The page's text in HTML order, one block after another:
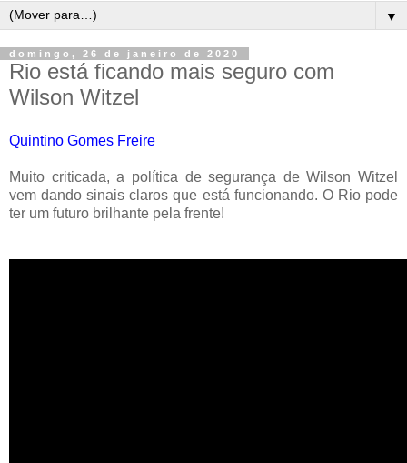
▼
domingo, 26 de janeiro de 2020
Rio está ficando mais seguro com
Wilson Witzel
Quintino Gomes Freire
Muito criticada, a política de segurança de Wilson Witzel
vem dando sinais claros que está funcionando. O Rio pode
ter um futuro brilhante pela frente!